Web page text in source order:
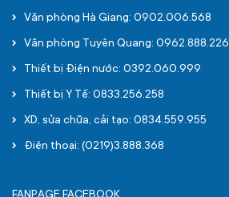
Văn phòng Hà Giang: 0902.006.568
Văn phòng Tuyên Quang: 0962.888.226
Thiết bị Điện nước: 0392.060.999
Thiết bị Y Tế: 0833.256.258
XD, sửa chữa, cải tạo: 0834.559.955
Điện thoại: (0219)3.888.368